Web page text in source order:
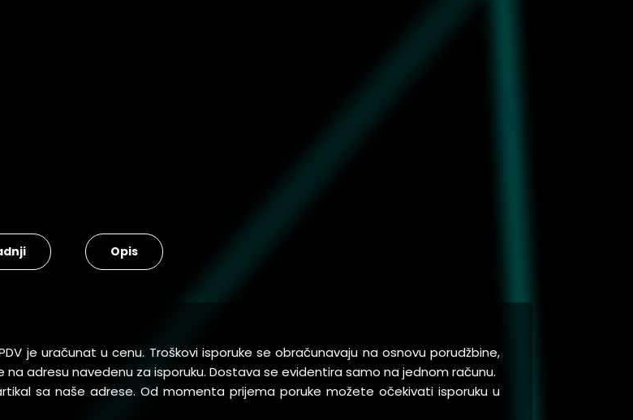
Opis
je uračunat u cenu. Troškovi isporuke se obračunavaju na osnovu porudžbine,
adresu navedenu za isporuku. Dostava se evidentira samo na jednom računu.
sa naše adrese. Od momenta prijema poruke možete očekivati isporuku u